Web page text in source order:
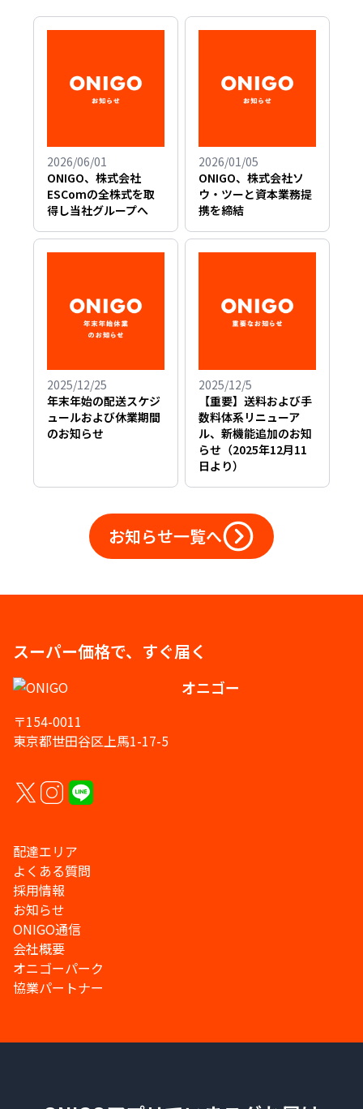
2026/06/01
ONIGO、株式会社
ESComの全株式を取
得し当社グループへ
2026/01/05
ONIGO、株式会社ソ
ウ・ツーと資本業務提
携を締結
2025/12/25
年末年始の配送スケジ
ュールおよび休業期間
のお知らせ
2025/12/5
【重要】送料および手
数料体系リニューア
ル、新機能追加のお知
らせ（2025年12月11
日より）
お知らせ一覧へ
スーパー価格で、すぐ届く
オニゴー
〒154-0011
東京都世田谷区上馬1-17-5
配達エリア
よくある質問
採用情報
お知らせ
ONIGO通信
会社概要
オニゴーパーク
協業パートナー